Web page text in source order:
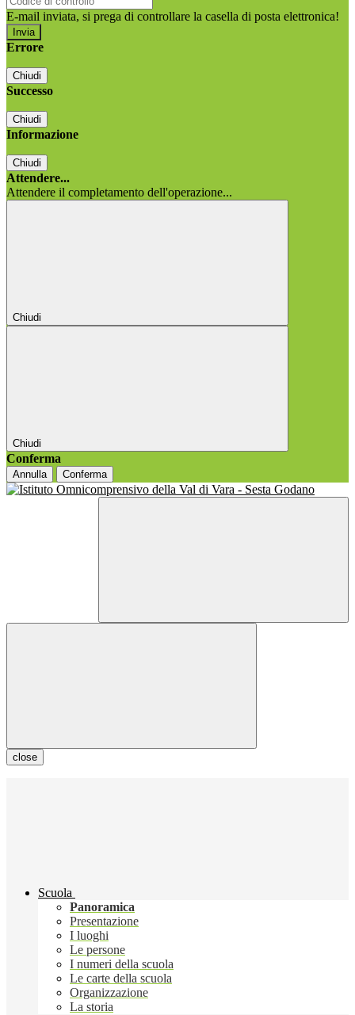
E-mail inviata, si prega di controllare la casella di posta elettronica!
Errore
Chiudi
Successo
Chiudi
Informazione
Chiudi
Attendere...
Attendere il completamento dell'operazione...
Chiudi
Chiudi
Conferma
Annulla Conferma
close
Scuola
Panoramica
Presentazione
I luoghi
Le persone
I numeri della scuola
Le carte della scuola
Organizzazione
La storia